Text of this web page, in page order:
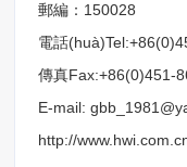
郵編：150028
電話
傳真Fax:+86(0)451-
E-mail:
http://